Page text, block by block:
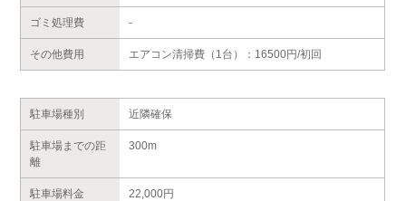
ゴミ処理費 -
その他費用 エアコン清掃費（1台）：16500円/初回
駐車場種別 近隣確保
駐車場までの距
離
300m
駐車場料金 22,000円